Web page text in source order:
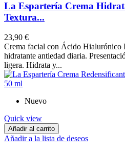
La Espartería Crema
Textura...
23,90 €
Crema facial con Ácido Hialurónico
hidratante antiedad diaria.
ligera. Hidrata y...
Nuevo
Quick view
Añadir al carrito
Añadir a la lista de deseos